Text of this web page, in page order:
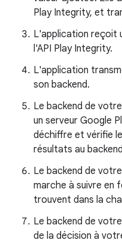
Play Integrity, et
L'application reçoit
l'API Play Integrity.
L'application
son backend.
Le backend de
un serveur Google
déchiffre et vérifie
résultats au
Le backend de
marche à suivre en
trouvent dans la
Le backend de
de la décision à